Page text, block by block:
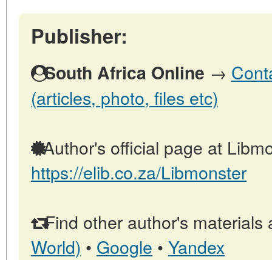
Publisher:
South Africa Online →
(articles, photo, files etc)
Author's official page at
https://elib.co.za/Libmonster
Find other author's materials
World) • Google • Yandex